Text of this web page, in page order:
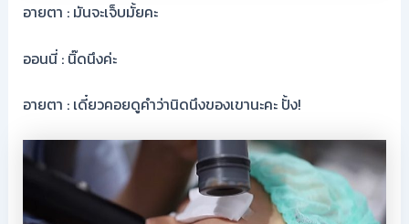
อายตา : มันจะเจ็บมั้ยคะ
ออนนี่ : นิ๊ดนึงค่ะ
อายตา : เดี๋ยวคอยดูคำว่านิดนึงของเขานะคะ ปั้ง!